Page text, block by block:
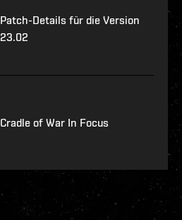
Patch-Details für die Version
23.02
Cradle of War In Focus